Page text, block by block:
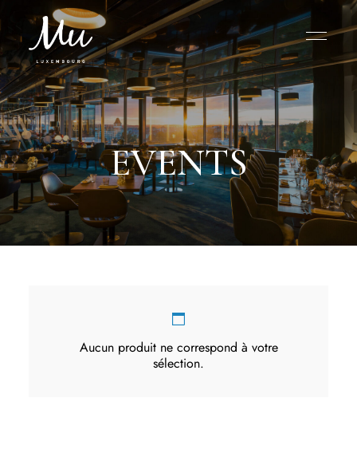
EVENTS
Aucun produit ne correspond à votre
sélection.